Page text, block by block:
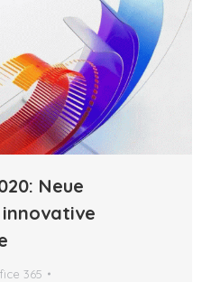
Neue
365